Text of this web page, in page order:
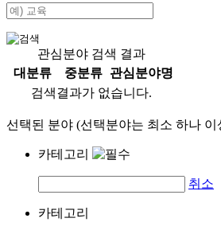
관심분야 검색 결과
대분류
중분류
관심분야명
검색결과가 없습니다.
선택된 분야 (선택분야는 최소 하나
카테고리
취소
카테고리